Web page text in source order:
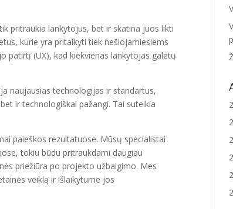
pritraukia lankytojus, bet ir skatina juos likti
kurie yra pritaikyti tiek nešiojamiesiems
patirtį (UX), kad kiekvienas lankytojas galėtų
naujausias technologijas ir standartus,
ir technologiškai pažangi. Tai suteikia
paieškos rezultatuose. Mūsų specialistai
tokiu būdu pritraukdami daugiau
priežiūra po projekto užbaigimo. Mes
veiklą ir išlaikytume jos